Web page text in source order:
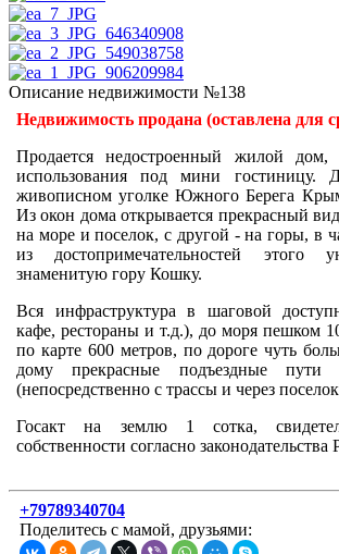
Описание недвижимости №138
Недвижимость продана (оставлена для
Продается недостроенный жилой дом,
использования под мини гостиницу.
живописном уголке Южного Берега
Из окон дома открывается прекрасный
на море и поселок, с другой - на горы, в
из достопримечательностей этого
знаменитую гору Кошку.
Вся инфраструктура в шаговой
кафе, рестораны и т.д.), до моря пешком
по карте 600 метров, по дороге чуть
дому прекрасные подъездные
(непосредственно с трассы и через
Госакт на землю 1 сотка,
собственности согласно законодательства
+79789340704
Поделитесь с мамой, друзьями: